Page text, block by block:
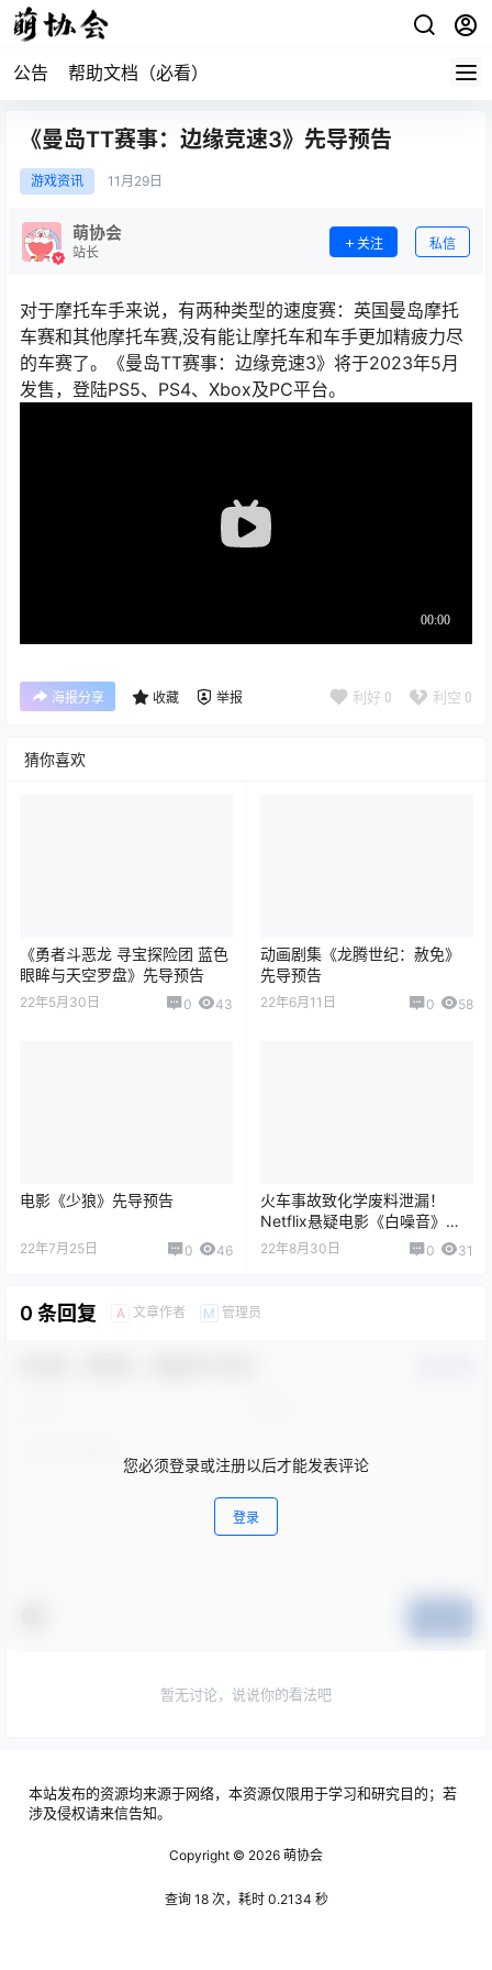
公告 帮助文档（必看）
《曼岛TT赛事：边缘竞速3》先导预告
游戏资讯 11月 29日
萌协会
站长
关注 私信
对于摩托车手来说，有两种类型的速度赛：英国曼岛摩托
车赛和其他摩托车赛,没有能让摩托车和车手更加精疲力尽
的车赛了。《曼岛TT赛事：边缘竞速3》将于2023年5月
发售，登陆PS5、PS4、Xbox及PC平台。
海报分享 收藏 举报 利好 0 利空 0
猜你喜欢
《勇者斗恶龙 寻宝探险团 蓝色
眼眸与天空罗盘》先导预告
22年5月30日 0 43
动画剧集《龙腾世纪：赦免》
先导预告
22年6月11日 0 58
电影《少狼》先导预告
22年7月25日 0 46
火车事故致化学废料泄漏！
Netflix悬疑电影《白噪音》先
导预告 威尼斯金狮奖提名！
22年8月30日 0 31
0 条回复 A 文章作者 M 管理员
您必须登录或注册以后才能发表评论
登录
暂无讨论，说说你的看法吧
本站发布的资源均来源于网络，本资源仅限用于学习和研究目的；若
涉及侵权请来信告知。
Copyright © 2026 萌协会
查询 18 次，耗时 0.2134 秒